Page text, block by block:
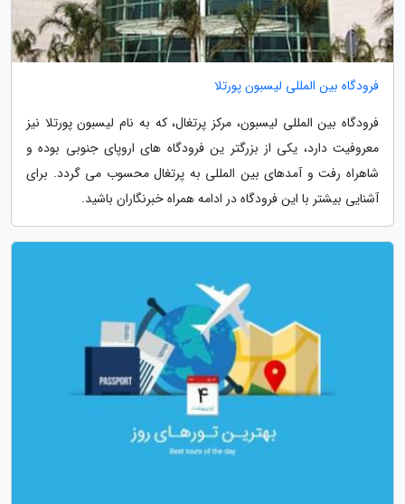
فرودگاه بین المللی لیسبون پورتلا
فرودگاه بین المللی لیسبون، مرکز پرتغال، که به نام لیسبون پورتلا نیز
معروفیت دارد، یکی از بزرگتر ین فرودگاه های اروپای جنوبی بوده و
شاهراه رفت و آمدهای بین المللی به پرتغال محسوب می گردد. برای
آشنایی بیشتر با این فرودگاه در ادامه همراه خبرنگاران باشید.